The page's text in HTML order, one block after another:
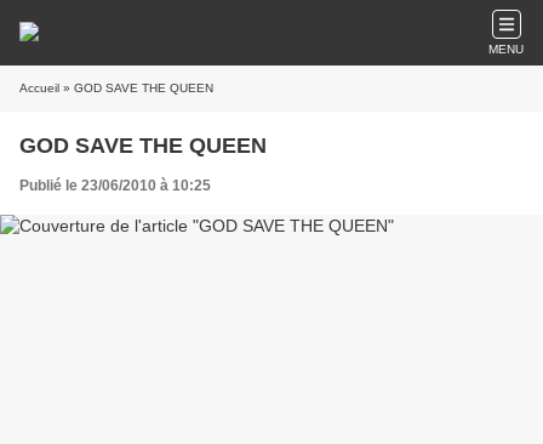
MENU
Accueil » GOD SAVE THE QUEEN
GOD SAVE THE QUEEN
Publié le 23/06/2010 à 10:25